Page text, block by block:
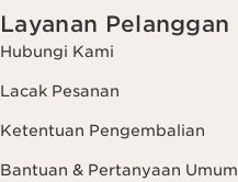
Layanan Pelanggan
Hubungi Kami
Lacak Pesanan
Ketentuan Pengembalian
Bantuan & Pertanyaan Umum